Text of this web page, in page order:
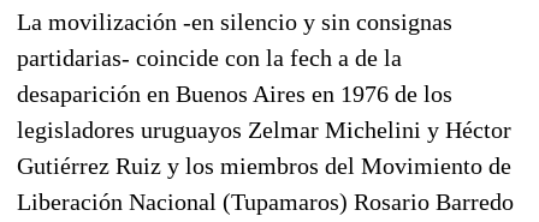
La movilización -en silencio y sin consignas
partidarias- coincide con la fech a de la
desaparición en Buenos Aires en 1976 de los
legisladores uruguayos Zelmar Michelini y Héctor
Gutiérrez Ruiz y los miembros del Movimiento de
Liberación Nacional (Tupamaros) Rosario Barredo